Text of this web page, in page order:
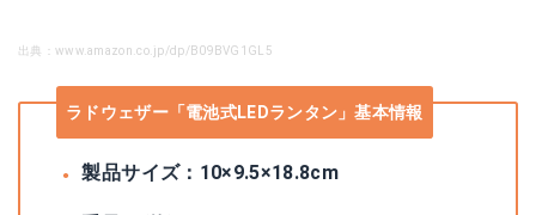
出典：www.amazon.co.jp/dp/B09BVG1GL5
ラドウェザー「電池式LEDランタン」基本情報
製品サイズ：‎10×9.5×18.8cm